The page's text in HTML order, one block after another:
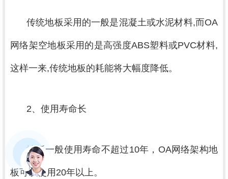
传统地板采用的一般是混凝土或水泥材料,而OA
网络架空地板采用的是高强度ABS塑料或PVC材料,
这样一来,传统地板的耗能将大幅度降低。
2、使用寿命长
地板一般使用寿命不超过10年，OA网络架构地
板可以使用20年以上。